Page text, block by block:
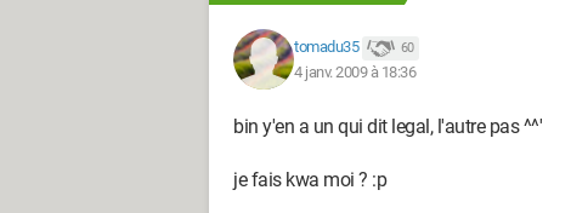
tomadu35 60
4 janv. 2009 à 18:36
bin y'en a un qui dit legal, l'autre pas ^^'
je fais kwa moi ? :p